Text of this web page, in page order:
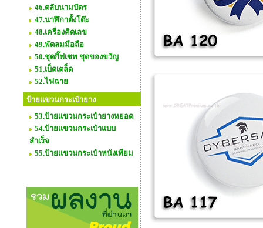
46.ตลับนามบัตร
47.นาฬิกาตั้งโต๊ะ
48.เครื่องคิดเลข
49.พัดลมมือถือ
50.ชุดกิ๊ฟเซท ชุดของขวัญ
51.เบ็ดเตล็ด
52.ไฟฉาย
ป้ายแขวนกระเป๋ายาง
53.ป้ายแขวนกระเป๋ายางหยอด
54.ป้ายแขวนกระเป๋าแบบ
สำเร็จ
55.ป้ายแขวนกระเป๋าหนังเทียม